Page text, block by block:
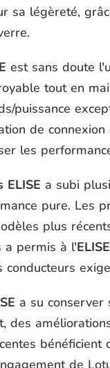
sa légèreté,
est sans doute
tout en
puissance
de
les
ELISE a subi
pure. Les
plus
a permis à l'ELISE
a su conserver
des
de